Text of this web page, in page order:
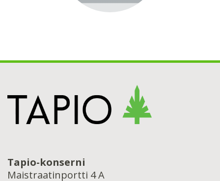
Tapio-konserni
Maistraatinportti 4 A